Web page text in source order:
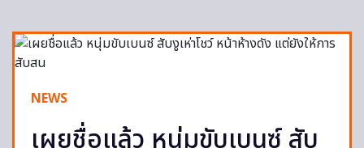
NEWS
เผยชื่อแล้ว หนุ่มขับเบนซ์ สับ